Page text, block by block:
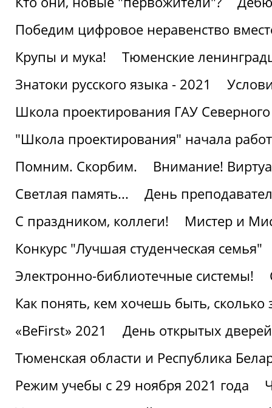
Победим цифровое неравенство
Крупы и мука!
Тюменские
Знатоки русского языка - 2021
Школа проектирования ГАУ
"Школа проектирования" начала
Помним. Скорбим.
Внимание!
Светлая память...
День
С праздником, коллеги!
Мистер и
Конкурс "Лучшая студенческая семья"
Электронно-библиотечные системы!
Как понять, кем хочешь быть, сколько
«BeFirst» 2021
День открытых
Тюменская области и Республика
Режим учебы с 29 ноября 2021 года